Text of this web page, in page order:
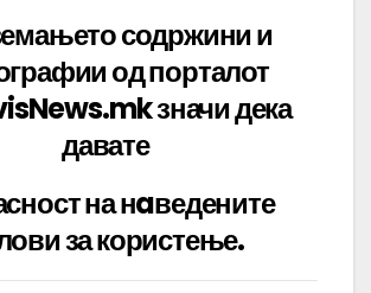
содржини и
од порталот
значи дека
давате
на нaведените
за користење.